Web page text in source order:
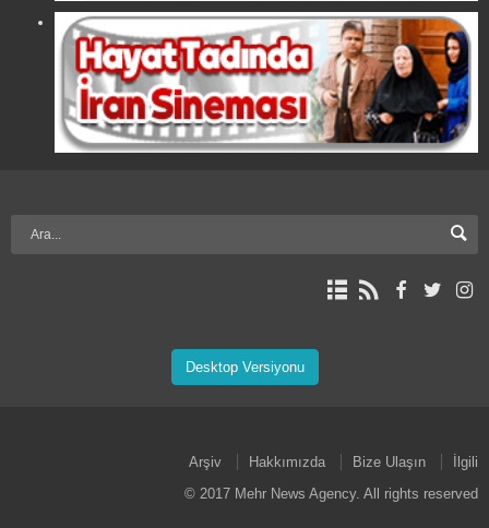
Desktop Versiyonu
Arşiv Hakkımızda Bize Ulaşın
İlgili
© 2017 Mehr News Agency. All rights reserved